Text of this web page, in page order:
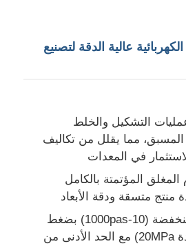
آلة قولبة حقن LSR الكهربائية عالية الدقة لتصنيع
التشكيل والخلط
مما يقلل من تكاليف
في المعدات
المغلق المؤتمتة بالكامل
متسقة ودقة الأبعاد
تسمح اللزوجة المنخفضة (10-1000pas) بضغط
حقن منخفض (عادة 20MPa) مع الحد الأدنى من